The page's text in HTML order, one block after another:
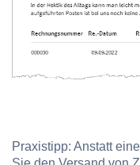
Praxistipp: Anstatt